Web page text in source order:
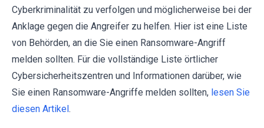
Cyberkriminalität zu verfolgen und möglicherweise bei der
Anklage gegen die Angreifer zu helfen. Hier ist eine Liste
von Behörden, an die Sie einen Ransomware-Angriff
melden sollten. Für die vollständige Liste örtlicher
Cybersicherheitszentren und Informationen darüber, wie
Sie einen Ransomware-Angriffe melden sollten, lesen Sie
diesen Artikel.